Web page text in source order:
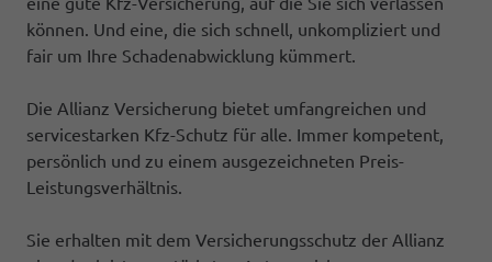
können. Und eine, die sich schnell, unkompliziert und
fair um Ihre Schadenabwicklung kümmert.
Die Allianz Versicherung bietet umfangreichen und
servicestarken Kfz-Schutz für alle. Immer kompetent,
persönlich und zu einem ausgezeichneten Preis-
Leistungsverhältnis.
Sie erhalten mit dem Versicherungsschutz der Allianz